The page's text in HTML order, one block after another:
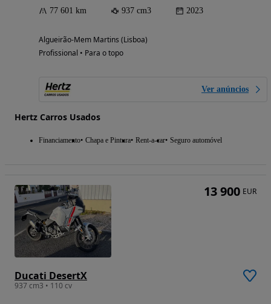
77 601 km 937 cm3 2023
Algueirão-Mem Martins (Lisboa)
Profissional • Para o topo
Ver anúncios
Hertz Carros Usados
Financiamento Chapa e Pintura Rent-a-car Seguro automóvel
Ducati DesertX
937 cm3 • 110 cv
13 900 EUR